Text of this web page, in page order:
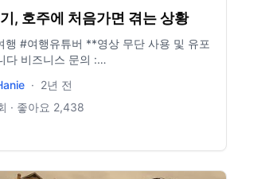
, 호주에 처음가면 겪는 상황
버 **영상 무단 사용 및 유포
의 :
ranie__ee/
· 2년 전
· 좋아요 2,438